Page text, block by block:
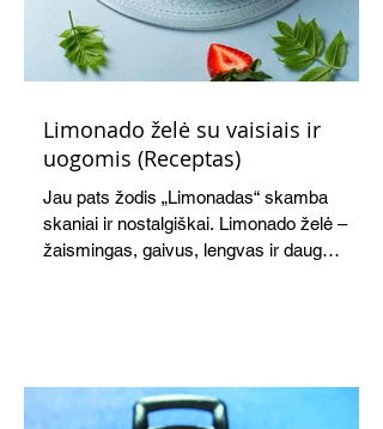
Limonado želė su vaisiais ir
uogomis (Receptas)
Jau pats žodis „Limonadas“ skamba
skaniai ir nostalgiškai. Limonado želė –
žaismingas, gaivus, lengvas ir daug